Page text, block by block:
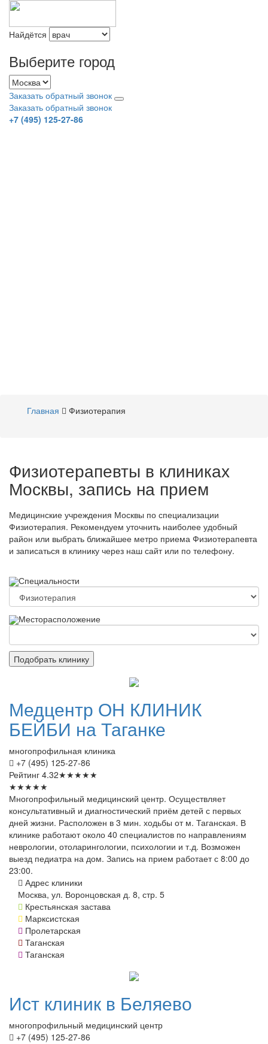
Найдётся
Выберите город
Заказать обратный звонок
Заказать обратный звонок
+7 (495) 125-27-86
Главная Физиотерапия
Физиотерапевты в клиниках
Москвы, запись на прием
Медицинские учреждения Москвы по специализации
Физиотерапия. Рекомендуем уточнить наиболее удобный
район или выбрать ближайшее метро приема Физиотерапевта
и записаться в клинику через наш сайт или по телефону.
Специальности
Месторасположение
Подобрать клинику
Медцентр ОН КЛИНИК
БЕЙБИ на Таганке
многопрофильная клиника
+7 (495) 125-27-86
Рейтинг 4.32★★★★★
★★★★★
Многопрофильный медицинский центр. Осуществляет
консультативный и диагностический приём детей с первых
дней жизни. Расположен в 3 мин. ходьбы от м. Таганская. В
клинике работают около 40 специалистов по направлениям
неврологии, отоларингологии, психологии и т.д. Возможен
выезд педиатра на дом. Запись на прием работает с 8:00 до
23:00.
Адрес клиники
Москва, ул. Воронцовская д. 8, стр. 5
Крестьянская застава
Марксистская
Пролетарская
Таганская
Таганская
Ист клиник в Беляево
многопрофильный медицинский центр
+7 (495) 125-27-86